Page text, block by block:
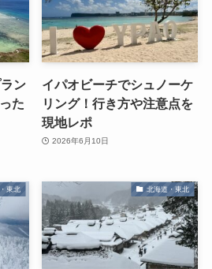
ン
た
イパオビーチでシュノーケ
リング！行き方や注意点を
現地レポ
2026年6月10日
東北 北海道・東北